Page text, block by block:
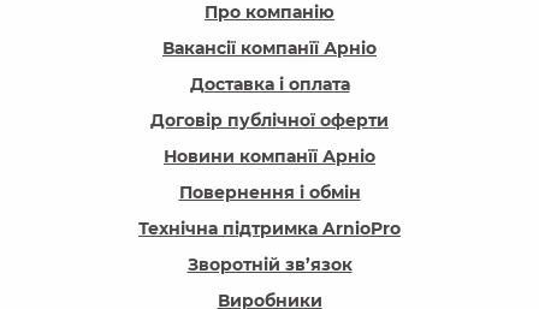
Про компанію
Вакансії компанїї Арніо
Доставка і оплата
Договір публічної оферти
Новини компанїї Арніо
Повернення і обмін
Технічна підтримка ArnioPro
Зворотній зв’язок
Виробники